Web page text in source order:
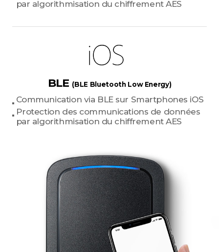
par algorithmisation du chiffrement AES
BLE (BLE Bluetooth Low Energy)
Communication via BLE sur Smartphones iOS
Protection des communications de données
par algorithmisation du chiffrement AES